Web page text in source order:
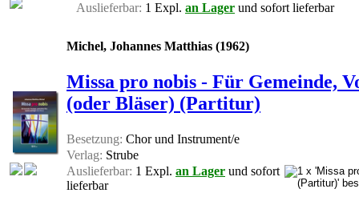
Auslieferbar: 1 Expl. an Lager und sofort lieferbar
Michel, Johannes Matthias (1962)
Missa pro nobis - Für Gemeinde,
(oder Bläser) (Partitur)
Besetzung: Chor und Instrument/e
Verlag: Strube
Auslieferbar: 1 Expl. an Lager und sofort
lieferbar